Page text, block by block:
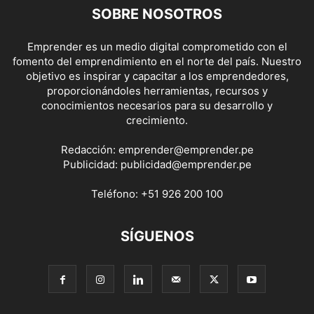
SOBRE NOSOTROS
Emprender es un medio digital comprometido con el
fomento del emprendimiento en el norte del país. Nuestro
objetivo es inspirar y capacitar a los emprendedores,
proporcionándoles herramientas, recursos y
conocimientos necesarios para su desarrollo y
crecimiento.
Redacción: emprender@emprender.pe
Publicidad: publicidad@emprender.pe
Teléfono: +51 926 200 100
SÍGUENOS